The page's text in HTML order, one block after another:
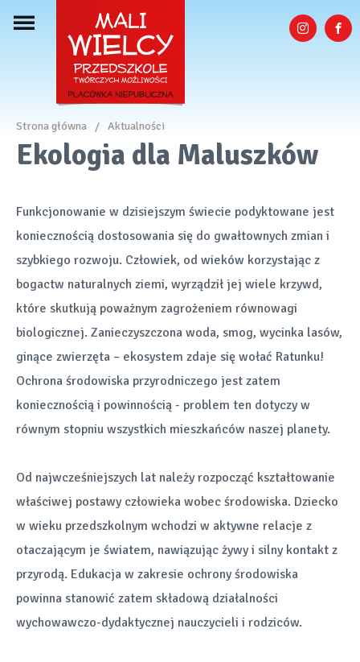
Strona główna / Aktualności
Ekologia dla Maluszków
Funkcjonowanie w dzisiejszym świecie podyktowane jest
koniecznością dostosowania się do gwałtownych zmian i
szybkiego rozwoju. Człowiek, od wieków korzystając z
bogactw naturalnych ziemi, wyrządził jej wiele krzywd,
które skutkują poważnym zagrożeniem równowagi
biologicznej. Zanieczyszczona woda, smog, wycinka lasów,
ginące zwierzęta – ekosystem zdaje się wołać Ratunku!
Ochrona środowiska przyrodniczego jest zatem
koniecznością i powinnością - problem ten dotyczy w
równym stopniu wszystkich mieszkańców naszej planety.
Od najwcześniejszych lat należy rozpocząć kształtowanie
właściwej postawy człowieka wobec środowiska. Dziecko
w wieku przedszkolnym wchodzi w aktywne relacje z
otaczającym je światem, nawiązując żywy i silny kontakt z
przyrodą. Edukacja w zakresie ochrony środowiska
powinna stanowić zatem składową działalności
wychowawczo-dydaktycznej nauczycieli i rodziców.